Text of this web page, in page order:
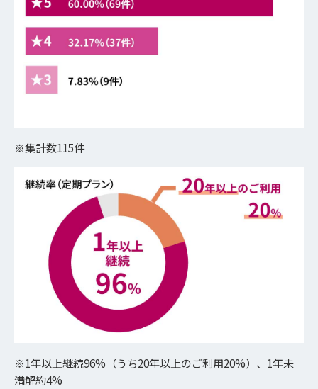
※集計数115件
※1年以上継続96%（うち20年以上のご利用20%）、1年未
満解約4%